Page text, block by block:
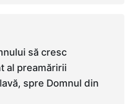
să cresc
al preamăririi
spre Domnul din